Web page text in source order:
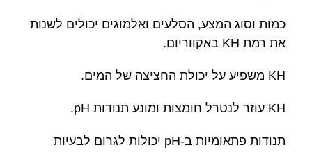
כמות וסוג המצע, הסלעים ואלמוגים יכולים לשנות
את רמת KH באקווריום.
KH משפיע על יכולת החציצה של המים.
KH עוזר לנטרל חומצות ומונע תנודות pH.
תנודות פתאומיות ב-pH יכולות לגרום לבעיות